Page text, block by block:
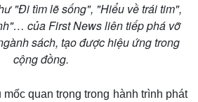
"Đi tìm lẽ sống", "Hiểu về trái tim",
của First News liên tiếp phá vỡ
sách, tạo được hiệu ứng trong
cộng đồng.
mốc quan trọng trong hành trình phát